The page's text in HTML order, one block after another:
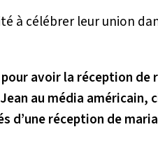
à célébrer leur union
pour avoir la réception de
au média américain,
d’une réception de